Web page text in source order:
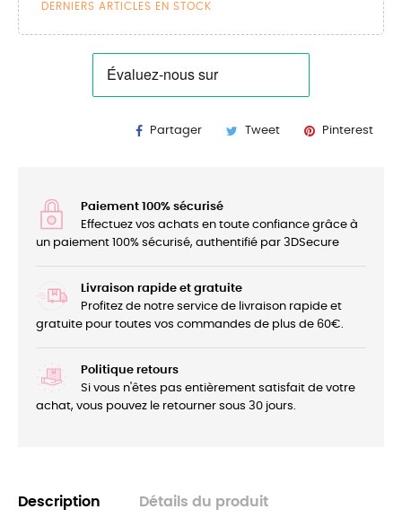
DERNIERS ARTICLES EN STOCK
Partager Tweet Pinterest
Paiement 100% sécurisé
Effectuez vos achats en toute confiance grâce à
un paiement 100% sécurisé, authentifié par 3DSecure
Livraison rapide et gratuite
Profitez de notre service de livraison rapide et
gratuite pour toutes vos commandes de plus de 60€.
Politique retours
Si vous n'êtes pas entièrement satisfait de votre
achat, vous pouvez le retourner sous 30 jours.
Description Détails du produit